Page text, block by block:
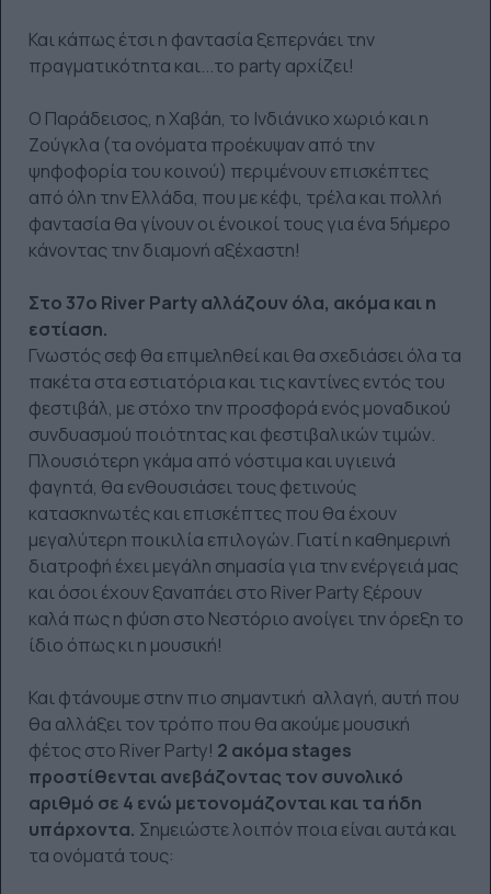
Και κάπως έτσι η φαντασία ξεπερνάει την
πραγματικότητα και...το party αρχίζει!
Ο Παράδεισος, η Χαβάη, το Ινδιάνικο χωριό και η
Ζούγκλα (τα ονόματα προέκυψαν από την
ψηφοφορία του κοινού) περιμένουν επισκέπτες
από όλη την Ελλάδα, που με κέφι, τρέλα και πολλή
φαντασία θα γίνουν οι ένοικοί τους για ένα 5ήμερο
κάνοντας την διαμονή αξέχαστη!
Στο 37ο River Party αλλάζουν όλα, ακόμα και η
εστίαση.
Γνωστός σεφ θα επιμεληθεί και θα σχεδιάσει όλα τα
πακέτα στα εστιατόρια και τις καντίνες εντός του
φεστιβάλ, με στόχο την προσφορά ενός μοναδικού
συνδυασμού ποιότητας και φεστιβαλικών τιμών.
Πλουσιότερη γκάμα από νόστιμα και υγιεινά
φαγητά, θα ενθουσιάσει τους φετινούς
κατασκηνωτές και επισκέπτες που θα έχουν
μεγαλύτερη ποικιλία επιλογών. Γιατί η καθημερινή
διατροφή έχει μεγάλη σημασία για την ενέργειά μας
και όσοι έχουν ξαναπάει στο River Party ξέρουν
καλά πως η φύση στο Νεστόριο ανοίγει την όρεξη το
ίδιο όπως κι η μουσική!
Και φτάνουμε στην πιο σημαντική αλλαγή, αυτή που
θα αλλάξει τον τρόπο που θα ακούμε μουσική
φέτος στο River Party! 2 ακόμα stages
προστίθενται ανεβάζοντας τον συνολικό
αριθμό σε 4 ενώ μετονομάζονται και τα ήδη
υπάρχοντα. Σημειώστε λοιπόν ποια είναι αυτά και
τα ονόματά τους: